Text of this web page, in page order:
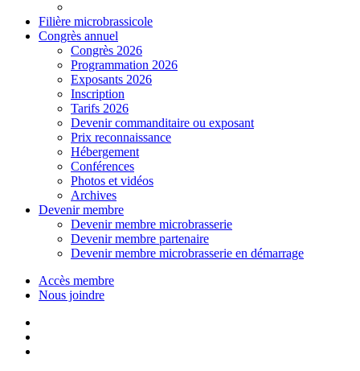
Filière microbrassicole
Congrès annuel
Congrès 2026
Programmation 2026
Exposants 2026
Inscription
Tarifs 2026
Devenir commanditaire ou exposant
Prix reconnaissance
Hébergement
Conférences
Photos et vidéos
Archives
Devenir membre
Devenir membre microbrasserie
Devenir membre partenaire
Devenir membre microbrasserie en démarrage
Accès membre
Nous joindre